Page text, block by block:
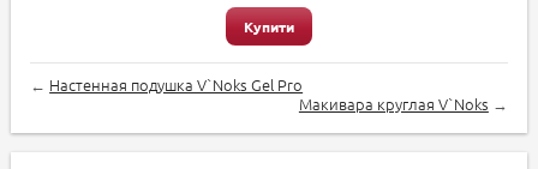
Купити
← Настенная подушка V`Noks Gel Pro
Макивара круглая V`Noks →